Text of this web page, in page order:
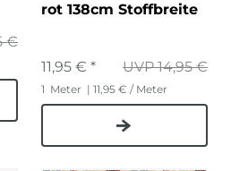
€
rot 138cm Stoffbreite
UVP 14,95 €
11,95 € *
1 Meter | 11,95 € / Meter